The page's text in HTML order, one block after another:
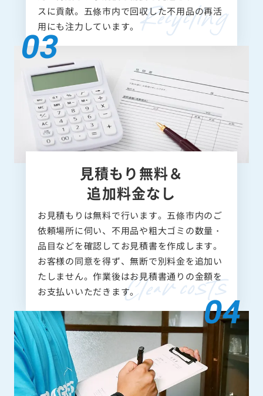
スに貢献。五條市内で回収した不用品の再活
用にも注力しています。
見積もり無料＆
追加料金なし
お見積もりは無料で行います。五條市内のご
依頼場所に伺い、不用品や粗大ゴミの数量・
品目などを確認してお見積書を作成します。
お客様の同意を得ず、無断で別料金を追加い
たしません。作業後はお見積書通りの金額を
お支払いいただきます。